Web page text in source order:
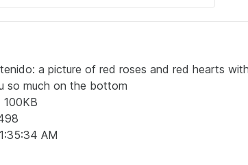
a picture of red roses and red hearts
so much on the bottom
100KB
AM